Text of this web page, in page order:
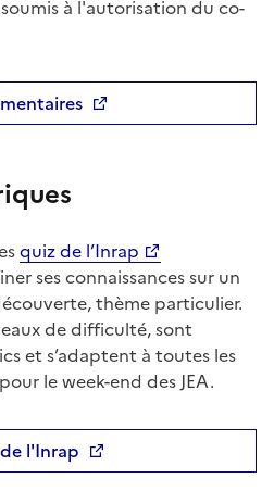
à l'autorisation du co-
quiz de l’Inrap
ses connaissances sur un
thème particulier.
de difficulté, sont
et s’adaptent à toutes les
le week-end des JEA.
l'Inrap